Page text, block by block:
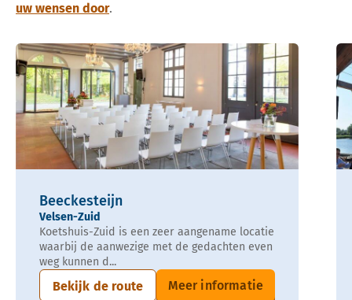
uw wensen door.
Beeckesteijn
Velsen-Zuid
Koetshuis-Zuid is een zeer aangename locatie
waarbij de aanwezige met de gedachten even
weg kunnen d...
Bekijk de route Meer informatie